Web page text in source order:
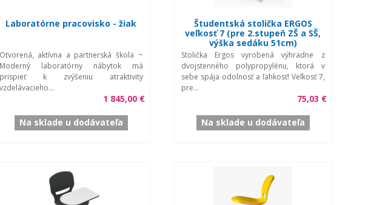
Laboratórne pracovisko - žiak
Otvorená, aktívna a partnerská škola ~
Moderný laboratórny nábytok má
prispieť k zvýšeniu atraktivity
vzdelávacieho...
1 845,00 €
Na sklade u dodávateľa
Študentská stolička ERGOS
veľkosť 7 (pre 2.stupeň ZŠ a SŠ,
výška sedáku 51cm)
Stolička Ergos vyrobená výhradne z
dvojstenného polypropylénu, ktorá v
sebe spája odolnosť a ľahkosť! Veľkosť 7,
pre...
75,03 €
Na sklade u dodávateľa